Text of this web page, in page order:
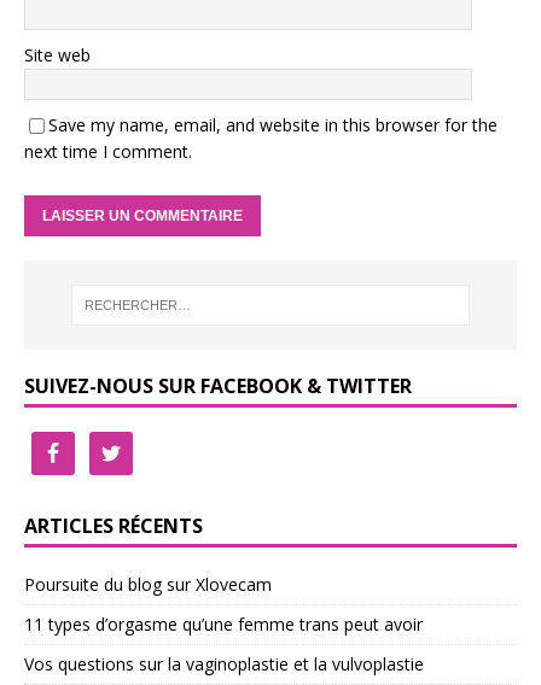
Site web
Save my name, email, and website in this browser for the
next time I comment.
SUIVEZ-NOUS SUR FACEBOOK & TWITTER
ARTICLES RÉCENTS
Poursuite du blog sur Xlovecam
11 types d’orgasme qu’une femme trans peut avoir
Vos questions sur la vaginoplastie et la vulvoplastie